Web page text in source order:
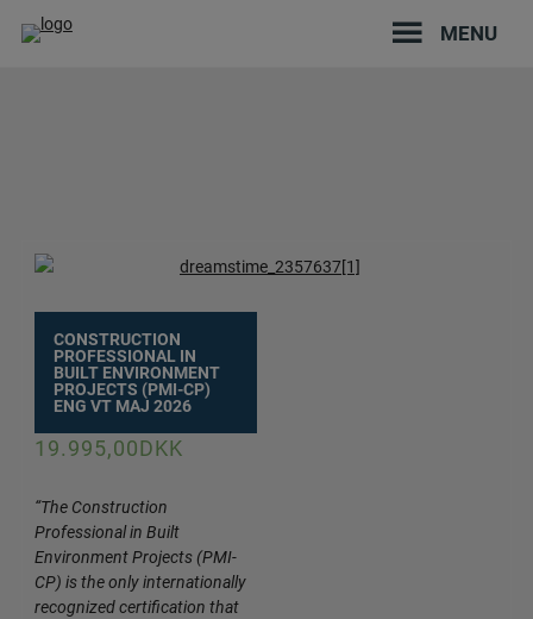
MENU
CONSTRUCTION
PROFESSIONAL IN
BUILT ENVIRONMENT
PROJECTS (PMI-CP)
ENG VT MAJ 2026
19.995,00DKK
“The Construction
Professional in Built
Environment Projects (PMI-
CP) is the only internationally
recognized certification that